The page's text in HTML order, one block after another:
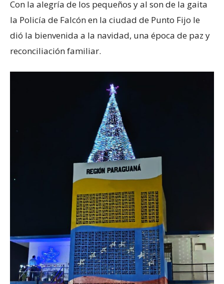
Con la alegría de los pequeños y al son de la gaita
la Policía de Falcón en la ciudad de Punto Fijo le
dió la bienvenida a la navidad, una época de paz y
reconciliación familiar.